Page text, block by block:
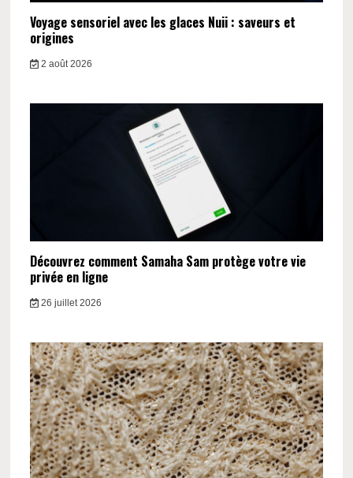
Voyage sensoriel avec les glaces Nuii : saveurs et
origines
2 août 2026
Découvrez comment Samaha Sam protège votre vie
privée en ligne
26 juillet 2026